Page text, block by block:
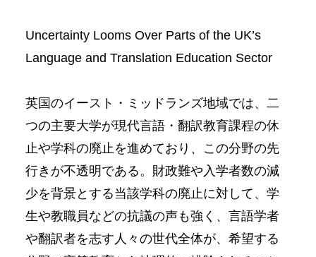
Uncertainty Looms Over Parts of the UK’s
Language and Translation Education Sector
英国のイースト・ミッドランズ地域では、二
つの主要大学が現代言語・翻訳教育課程の休
止や学科の廃止を進めており、この分野の先
行きが不透明である。財政難や入学者数の減
少を背景とする当該学科の廃止に対して、学
生や教職員などの抗議の声も強く、言語学者
や翻訳者を志す人々の世代全体が、希望する